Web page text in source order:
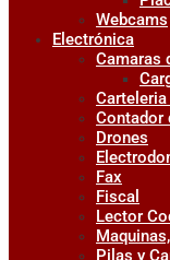
Webcams
Electrónica
Camaras
Carteleria
Contador
Drones
Fax
Fiscal
Lector
Pilas y